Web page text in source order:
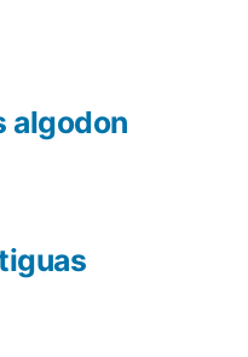
algodon